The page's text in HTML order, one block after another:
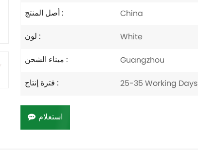
أصل المنتج :
China
لون :
White
ميناء الشحن :
Guangzhou
فترة إنتاج :
25-35 Working Days
استعلام